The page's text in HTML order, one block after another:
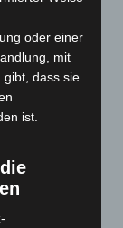
oder einer
mit
dass sie
ist.